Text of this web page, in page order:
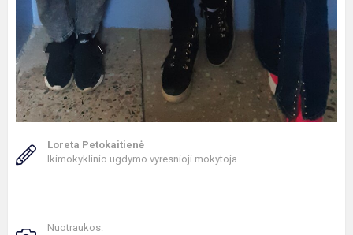
Loreta Petokaitienė
Ikimokyklinio ugdymo vyresnioji mokytoja
Nuotraukos: